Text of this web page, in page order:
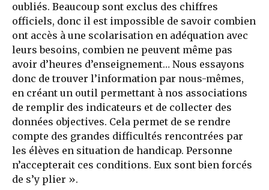
oubliés. Beaucoup sont exclus des chiffres
officiels, donc il est impossible de savoir combien
ont accès à une scolarisation en adéquation avec
leurs besoins, combien ne peuvent même pas
avoir d’heures d’enseignement… Nous essayons
donc de trouver l’information par nous-mêmes,
en créant un outil permettant à nos associations
de remplir des indicateurs et de collecter des
données objectives. Cela permet de se rendre
compte des grandes difficultés rencontrées par
les élèves en situation de handicap. Personne
n’accepterait ces conditions. Eux sont bien forcés
de s’y plier ».